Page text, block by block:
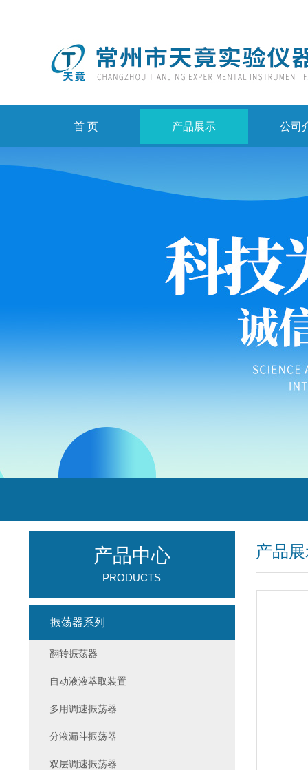
首 页 产品展示 公司
产品
产品中心
PRODUCTS
振荡器系列
翻转振荡器
自动液液萃取装置
多用调速振荡器
分液漏斗振荡器
双层调速振荡器